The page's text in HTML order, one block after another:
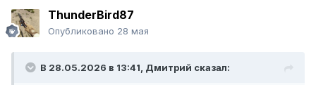
ThunderBird87
Опубликовано 28 мая
В 28.05.2026 в 13:41, Дмитрий сказал: